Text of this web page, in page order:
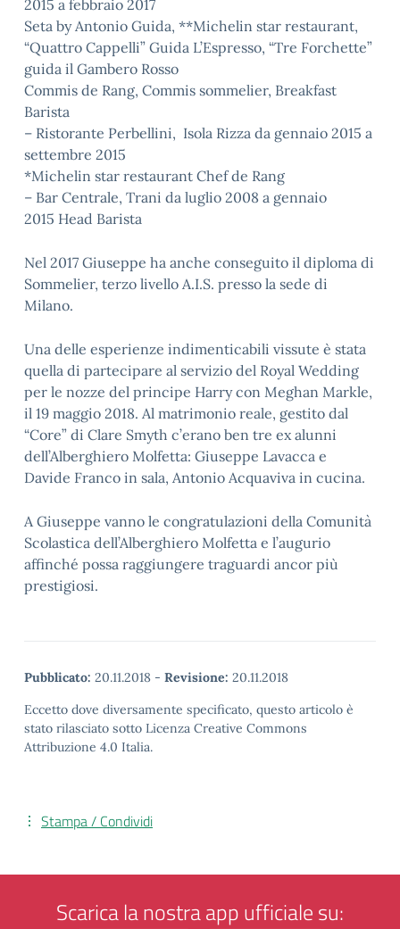
2015 a febbraio 2017
Seta by Antonio Guida, **Michelin star restaurant,
“Quattro Cappelli” Guida L’Espresso, “Tre Forchette”
guida il Gambero Rosso
Commis de Rang, Commis sommelier, Breakfast
Barista
– Ristorante Perbellini, Isola Rizza da gennaio 2015 a
settembre 2015
*Michelin star restaurant Chef de Rang
– Bar Centrale, Trani da luglio 2008 a gennaio
2015 Head Barista
Nel 2017 Giuseppe ha anche conseguito il diploma di
Sommelier, terzo livello A.I.S. presso la sede di
Milano.
Una delle esperienze indimenticabili vissute è stata
quella di partecipare al servizio del Royal Wedding
per le nozze del principe Harry con Meghan Markle,
il 19 maggio 2018. Al matrimonio reale, gestito dal
“Core” di Clare Smyth c’erano ben tre ex alunni
dell’Alberghiero Molfetta: Giuseppe Lavacca e
Davide Franco in sala, Antonio Acquaviva in cucina.
A Giuseppe vanno le congratulazioni della Comunità
Scolastica dell’Alberghiero Molfetta e l’augurio
affinché possa raggiungere traguardi ancor più
prestigiosi.
Pubblicato: 20.11.2018 - Revisione: 20.11.2018
Eccetto dove diversamente specificato, questo articolo è
stato rilasciato sotto Licenza Creative Commons
Attribuzione 4.0 Italia.
Stampa / Condividi
Scarica la nostra app ufficiale su: